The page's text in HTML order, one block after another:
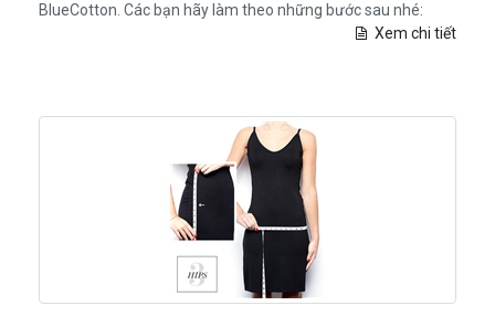
BlueCotton. Các bạn hãy làm theo những bước sau nhé:
Xem chi tiết